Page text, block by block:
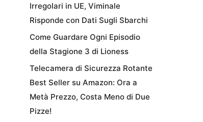
Irregolari in UE, Viminale
Risponde con Dati Sugli Sbarchi
Come Guardare Ogni Episodio
della Stagione 3 di Lioness
Telecamera di Sicurezza Rotante
Best Seller su Amazon: Ora a
Metà Prezzo, Costa Meno di Due
Pizze!